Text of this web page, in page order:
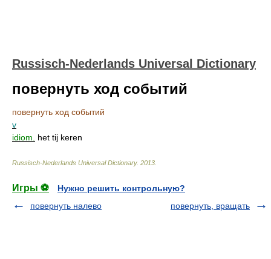
Russisch-Nederlands Universal Dictionary
повернуть ход событий
повернуть ход событий
v
idiom.
het tij keren
Russisch-Nederlands Universal Dictionary. 2013
Игры ⚽
Нужно решить контрольную?
повернуть налево
повернуть, вращать